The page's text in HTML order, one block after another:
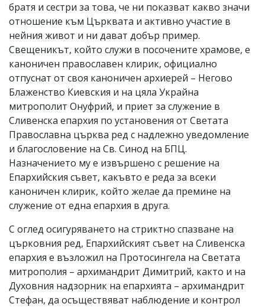
братя и сестри за това, че ни показват какво значи
отношение към Църквата и активно участие в
нейния живот и ни дават добър пример.
Свещеникът, който служи в посочените храмове, е
каноничен православен клирик, официално
отпуснат от своя каноничен архиерей – Негово
Блаженство Киевския и на цяла Украйна
митрополит Онуфрий, и приет за служение в
Сливенска епархия по установения от Светата
Православна църква ред с надлежно уведомление
и благословение на Св. Синод на БПЦ.
Назначението му е извършено с решение на
Епархийския съвет, какъвто е реда за всеки
каноничен клирик, който желае да премине на
служение от една епархия в друга.
С оглед осигуряването на стриктно спазване на
църковния ред, Епархийският съвет на Сливенска
епархия е възложил на Протосингела на Светата
митрополия – архимандрит Димитрий, както и на
Духовния надзорник на епархията – архимандрит
Стефан, да осъществяват наблюдение и контрол